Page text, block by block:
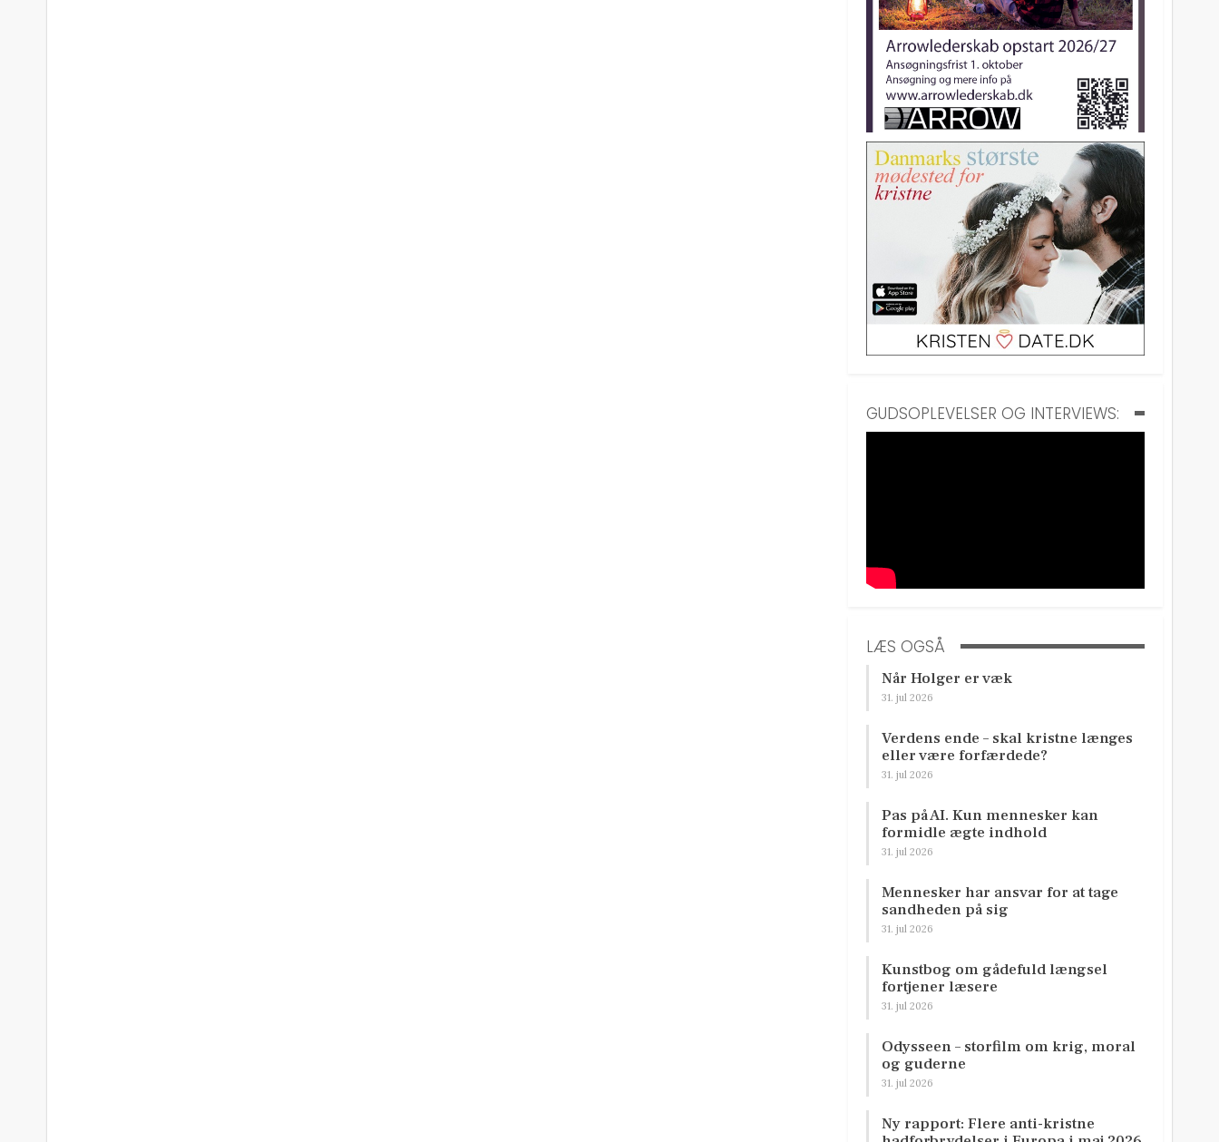
GUDSOPLEVELSER OG INTERVIEWS:
LÆS OGSÅ
Når Holger er væk
31. jul 2026
Verdens ende – skal kristne længes
eller være forfærdede?
31. jul 2026
Pas på AI. Kun mennesker kan
formidle ægte indhold
31. jul 2026
Mennesker har ansvar for at tage
sandheden på sig
31. jul 2026
Kunstbog om gådefuld længsel
fortjener læsere
31. jul 2026
Odysseen – storfilm om krig, moral
og guderne
31. jul 2026
Ny rapport: Flere anti-kristne